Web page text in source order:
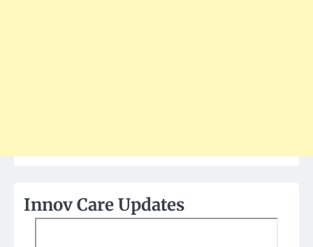
Innov Care Updates